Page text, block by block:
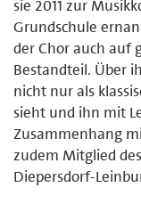
sie 2011 zur
Grundschule
der Chor auch auf
Bestandteil. Über
nicht nur als
sieht und ihn mit
Zusammenhang
zudem Mitglied
Diepersdorf-